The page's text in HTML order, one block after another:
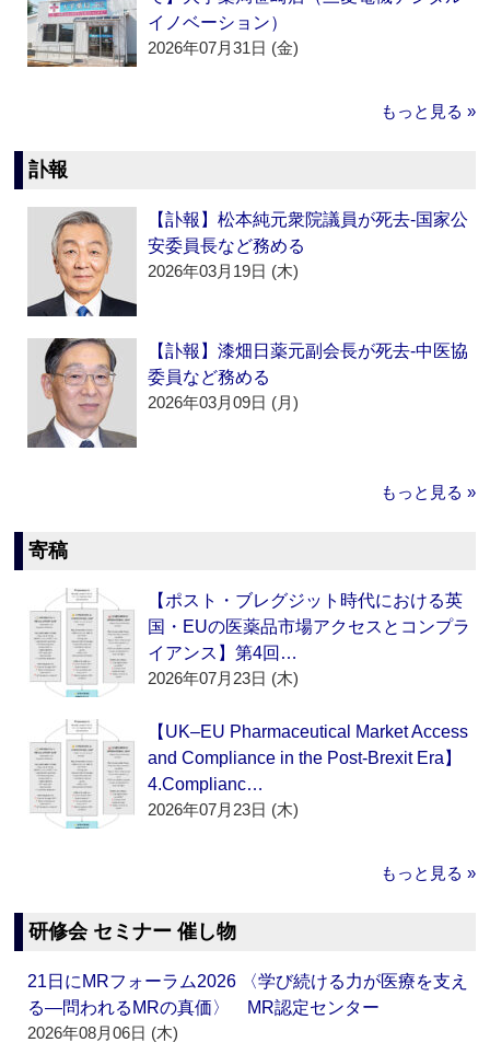
イノベーション）
2026年07月31日 (金)
もっと見る »
訃報
【訃報】松本純元衆院議員が死去‐国家公
安委員長など務める
2026年03月19日 (木)
【訃報】漆畑日薬元副会長が死去‐中医協
委員など務める
2026年03月09日 (月)
もっと見る »
寄稿
【ポスト・ブレグジット時代における英
国・EUの医薬品市場アクセスとコンプラ
イアンス】第4回…
2026年07月23日 (木)
【UK–EU Pharmaceutical Market Access
and Compliance in the Post-Brexit Era】
4.Complianc…
2026年07月23日 (木)
もっと見る »
研修会 セミナー 催し物
21日にMRフォーラム2026 〈学び続ける力が医療を支え
る―問われるMRの真価〉 MR認定センター
2026年08月06日 (木)